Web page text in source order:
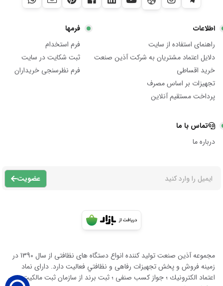
اطلاعات
راهنمای استفاده از سایت
دلایل اعتماد مشتریان به شرکت آذین صنعت
خرید اقساطی
تجهیزات بر اساس مصرف
پرداخت مستقیم آنلاین
فرمها
فرم استخدام
ثبت شکایت در سایت
فرم نظرسنجی خریداران
تماس با ما
درباره ما
عضویت
مجموعه آذين صنعت توليد كننده انواع دستگاه هاى نظافتى از سال 1390 در
زمينه فروش و پخش تجهيزات رفاهى و نظافتي فعاليت دارد. داراى نماد
اعتماد الكترونيك ؛ جواز كسب صنفى ؛ ثبت برند از سازمان ثبت مالكيت معن